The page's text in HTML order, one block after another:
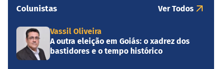
Colunistas Ver Todos
Vassil Oliveira
A outra eleição em Goiás: o xadrez dos
bastidores e o tempo histórico